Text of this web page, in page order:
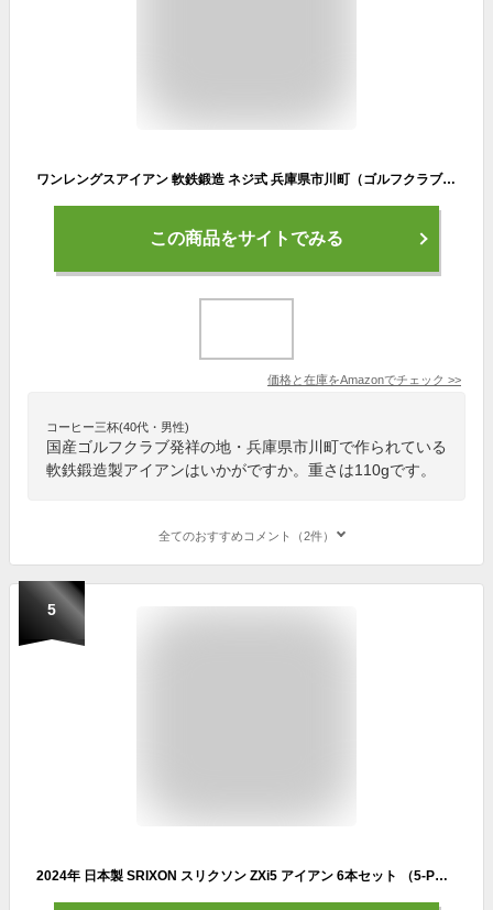
ワンレングスアイアン 軟鉄鍛造 ネジ式 兵庫県市川町（ゴルフクラブ発祥の地） 5番 シャフト NSCI（110ｇ）スチールS
この商品をサイトでみる
価格と在庫をAmazonでチェック >>
コーヒー三杯(40代・男性)
国産ゴルフクラブ発祥の地・兵庫県市川町で作られている
軟鉄鍛造製アイアンはいかがですか。重さは110gです。
全てのおすすめコメント（2件）
5
2024年 日本製 SRIXON スリクソン ZXi5 アイアン 6本セット （5-PW） 高反発フェース 軟鉄鍛造 直進性向上 飛距離性能抜群 優れたスピンコントロール 25Z5ODI 25Z5M5I 25Z5NEOI